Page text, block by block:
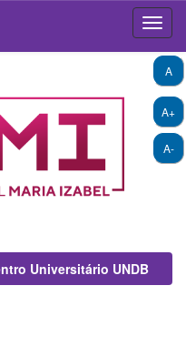
A+
A-
A
Universitário UNDB